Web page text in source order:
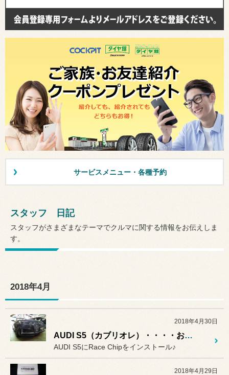
サービスメニュー・各種予約
スタッフ 日記
スタッフがさまざまなテーマでクルマに関する情報をお伝えしま
す。
2018年4月
2018年4月30日
AUDI S5（カブリオレ）・・・・お取り付け☆
AUDI S5にRace Chipをインストール♪
2018年4月29日